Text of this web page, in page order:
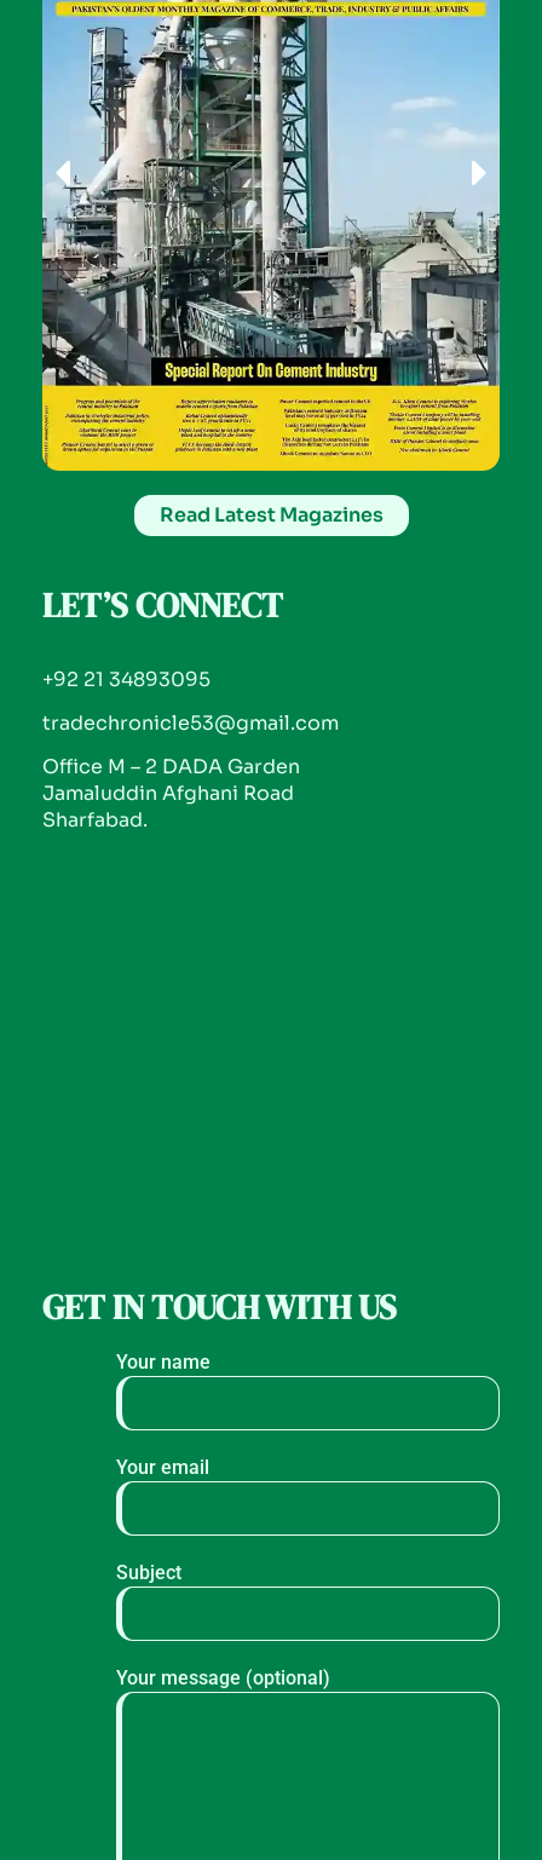
Read Latest Magazines
LET’S CONNECT
+92 21 34893095
tradechronicle53@gmail.com
Office M – 2 DADA Garden
Jamaluddin Afghani Road
Sharfabad.
GET IN TOUCH WITH US
Your name
Your email
Subject
Your message (optional)